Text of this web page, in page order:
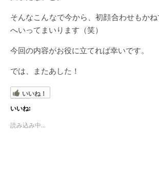
そんなこんなで今から、初顔合わせもか
へいってまいります（笑）
今回の内容がお役に立てれば幸いです。
では、またあした！
いいね！
いいね:
読み込み中...